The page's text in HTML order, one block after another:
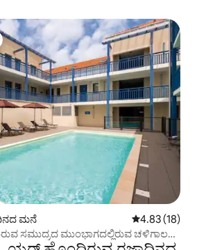
ಮನೆ 5 ರಲ್ಲಿ 4.83
4.83 (18)
ಸಮುದ್ರದ ಮುಂಭಾಗದಲ್ಲಿರುವ ಚಳಿಗಾಲದ